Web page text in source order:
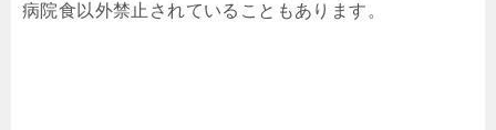
病院食以外禁止されていることもあります。